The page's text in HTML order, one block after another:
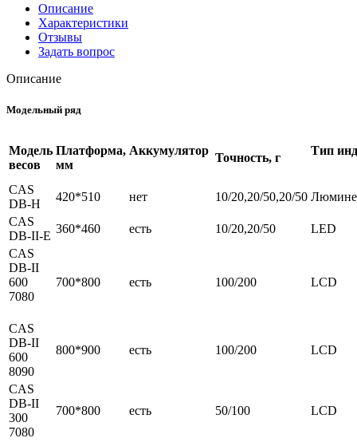
Описание
Характеристики
Отзывы
Задать вопрос
Описание
Модельный ряд
Модель
весов
Платформа,
мм
Аккумулятор
Точность, г
Тип
CAS
DB-H
420*510 нет 10/20,20/50,20/50
CAS
DB-II-E
360*460 есть 10/20,20/50
LED
CAS
DB-II
600
7080
700*800 есть 100/200 LCD
CAS
DB-II
600
8090
800*900 есть 100/200 LCD
CAS
DB-II
300
7080
700*800 есть 50/100 LCD